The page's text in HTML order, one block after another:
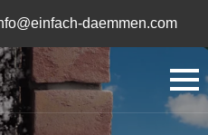
daemmen.com